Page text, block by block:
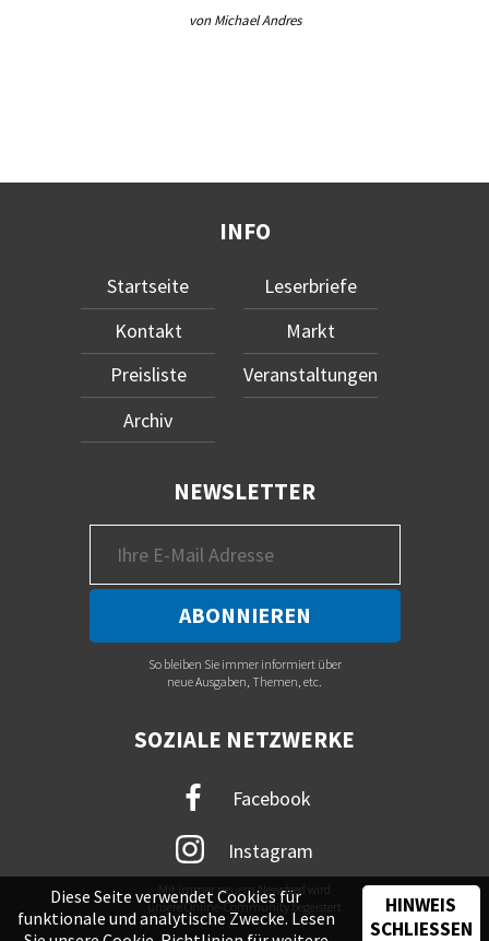
von Michael Andres
INFO
Startseite
Kontakt
Preisliste
Archiv
Leserbriefe
Markt
Veranstaltungen
NEWSLETTER
So bleiben Sie immer informiert über
neue Ausgaben, Themen, etc.
SOZIALE NETZWERKE
Facebook
Instagram
Mit immer neuem Newsfeed wird
unsere Online-Community begeistert
Diese Seite verwendet Cookies für
funktionale und analytische Zwecke. Lesen
HINWEIS
SCHLIESSEN